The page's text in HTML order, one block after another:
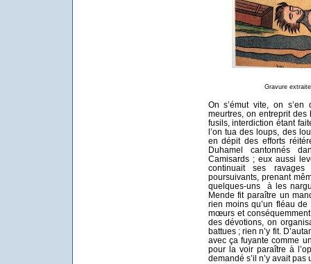
Gravure
On s’émut vite, on
meurtres, on entreprit des
fusils, interdiction étant
l’on tua des loups, des
en dépit des efforts
Duhamel cantonnés
Camisards ; eux aussi
continuait ses
poursuivants, prenant
quelques-uns à les
Mende fit paraître un
rien moins qu’un fléau
mœurs et
des dévotions, on
battues ; rien n’y fit.
avec ça fuyante comme
pour la voir paraître à
demandé s’il n’y avait